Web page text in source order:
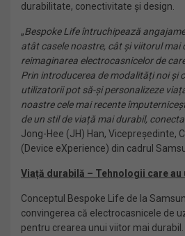
durabilitate, conectivitate și design.
„Bespoke Life întruchipează
atât casele noastre, cât și viitorul mai
reimaginarea electrocasnicelor de
Prin introducerea de modalități noi și
utilizatorii pot să-și personalizeze
noastre cele mai recente
de un stil de viață mai durabil,
Jong-Hee (JH) Han, Vicepreședinte,
(Device eXperience) din cadrul
Viață durabilă – Tehnologii care
Conceptul Bespoke Life de la
convingerea că electrocasnicele de
pentru crearea unui viitor mai